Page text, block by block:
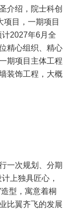
介绍，院士科创
项目，一期项目
2027年6月全
精心组织、精心
期项目主体工程
装饰工程，大概
一次规划、分期
上独具匠心，
型，寓意着桐
比翼齐飞的发展